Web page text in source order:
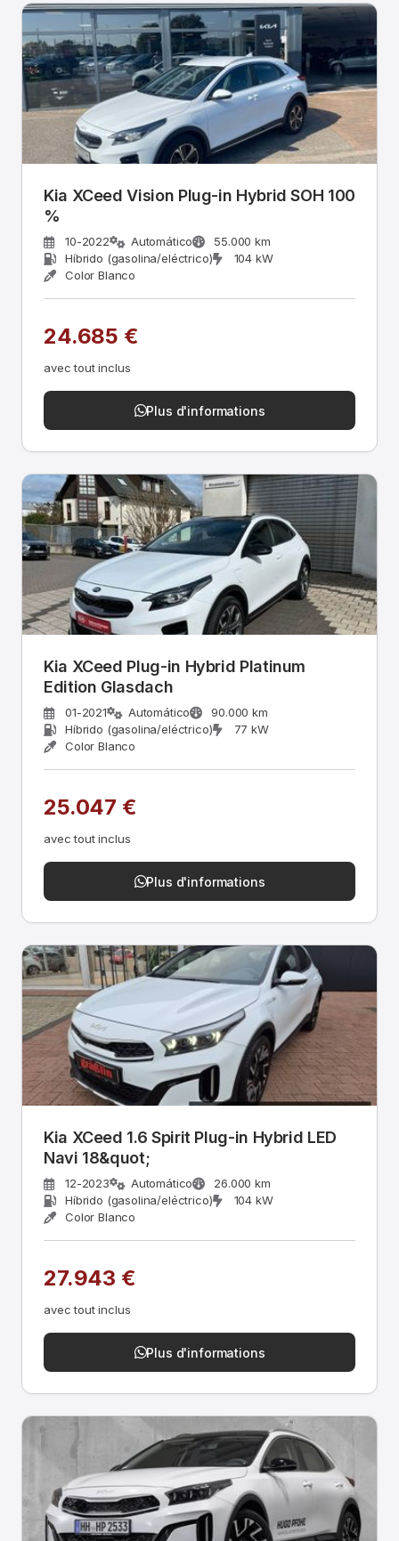
Kia XCeed Vision Plug-in Hybrid SOH 100
%
10-2022 Automático
55.000 km
Híbrido (gasolina/eléctrico)
104 kW
Color Blanco
24.685 €
avec tout inclus
Plus d'informations
Kia XCeed Plug-in Hybrid Platinum
Edition Glasdach
01-2021 Automático
90.000 km
Híbrido (gasolina/eléctrico)
77 kW
Color Blanco
25.047 €
avec tout inclus
Plus d'informations
Kia XCeed 1.6 Spirit Plug-in Hybrid LED
Navi 18&quot;
12-2023 Automático
26.000 km
Híbrido (gasolina/eléctrico)
104 kW
Color Blanco
27.943 €
avec tout inclus
Plus d'informations